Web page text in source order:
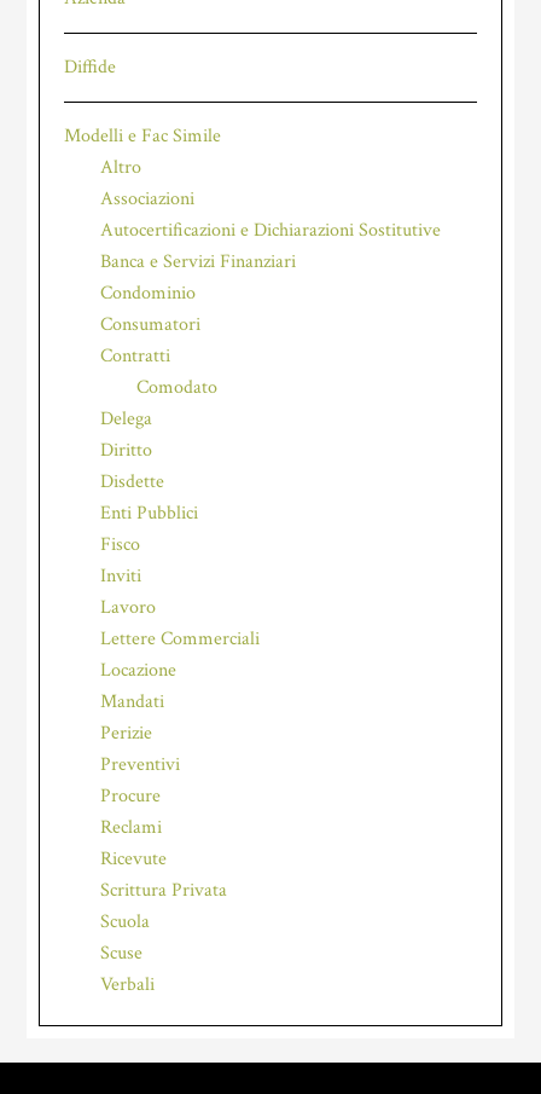
Diffide
Modelli e Fac Simile
Altro
Associazioni
Autocertificazioni e Dichiarazioni Sostitutive
Banca e Servizi Finanziari
Condominio
Consumatori
Contratti
Comodato
Delega
Diritto
Disdette
Enti Pubblici
Fisco
Inviti
Lavoro
Lettere Commerciali
Locazione
Mandati
Perizie
Preventivi
Procure
Reclami
Ricevute
Scrittura Privata
Scuola
Scuse
Verbali